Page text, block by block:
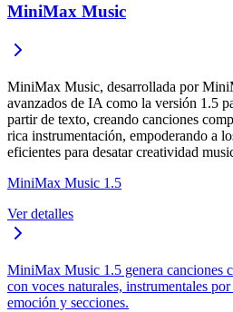
MiniMax Music
MiniMax Music, desarrollada por
avanzados de IA como la versión 1.5
partir de texto, creando canciones
rica instrumentación, empoderando a
eficientes para desatar creatividad
MiniMax Music 1.5
Ver detalles
MiniMax Music 1.5 genera canciones
con voces naturales, instrumentales
emoción y secciones.